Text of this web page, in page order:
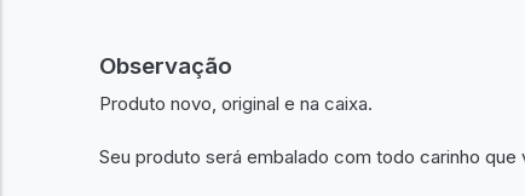
Observação
Produto novo, original e na caixa.
Seu produto será embalado com todo carinho